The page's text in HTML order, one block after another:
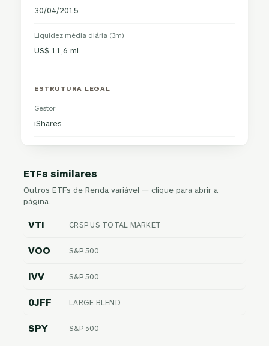
30/04/2015
Liquidez média diária (3m)
US$ 11,6 mi
ESTRUTURA LEGAL
Gestor
iShares
ETFs similares
Outros ETFs de Renda variável — clique para abrir a
página.
VTI CRSP US TOTAL MARKET
VOO S&P 500
IVV S&P 500
0JFF LARGE BLEND
SPY S&P 500